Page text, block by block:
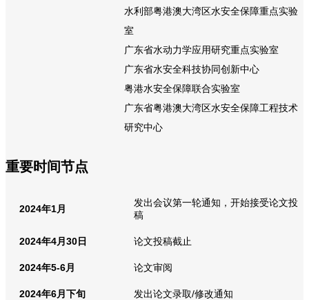
水利部粤港澳大湾区水安全保障重点实验
室
广东省水动力学应用研究重点实验室
广东省水安全科技协同创新中心
粤港水安全保障联合实验室
广东省粤港澳大湾区水安全保障工程技术
研究中心
重要时间节点
2024年1月
发出会议第一轮通知，开始接受论文投
稿
2024年4月30日 论文投稿截止
2024年5-6月 论文审阅
2024年6月下旬 发出论文录取/修改通知